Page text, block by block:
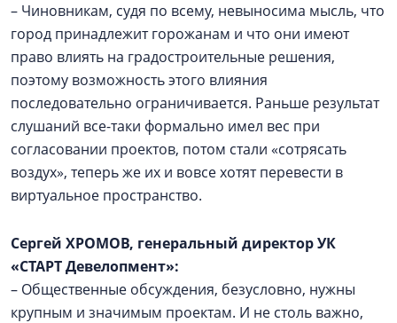
– Чиновникам, судя по всему, невыносима мысль, что
город принадлежит горожанам и что они имеют
право влиять на градостроительные решения,
поэтому возможность этого влияния
последовательно ограничивается. Раньше результат
слушаний все-таки формально имел вес при
согласовании проектов, потом стали «сотрясать
воздух», теперь же их и вовсе хотят перевести в
виртуальное пространство.
Сергей ХРОМОВ, генеральный директор УК
«СТАРТ Девелопмент»:
– Общественные обсуждения, безусловно, нужны
крупным и значимым проектам. И не столь важно,